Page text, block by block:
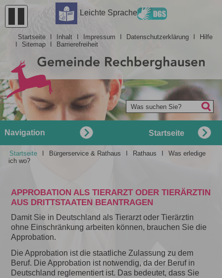
Barrierefreiheit
Leichte Sprache
Startseite Inhalt Impressum Datenschutzerklärung
Hilfe
Sitemap Barrierefreiheit
Was suchen Sie?
Startseite
Navigation
Startseite Bürgerservice & Rathaus Rathaus
Was erledige
ich wo?
APPROBATION ALS TIERARZT ODER TIERÄRZTIN
AUS DRITTSTAATEN BEANTRAGEN
Damit Sie in Deutschland als Tierarzt oder Tierärztin
ohne Einschränkung arbeiten können, brauchen Sie die
Approbation.
Die Approbation ist die staatliche Zulassung zu dem
Beruf. Die Approbation ist notwendig, da der Beruf in
Deutschland reglementiert ist. Das bedeutet, dass Sie